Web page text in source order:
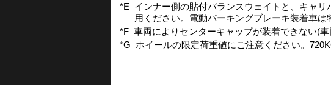
*E インナー側の貼付バランスウェイトと、キャ
用ください。電動パーキングブレーキ装着車は
*F 車両によりセンターキャップが装着できない(
*G ホイールの限定荷重値にご注意ください。